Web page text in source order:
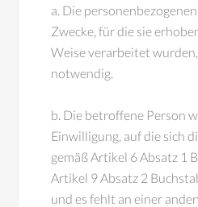
a. Die
Zwecke, für die sie
Weise verarbeitet
notwendig.
b. Die betroffene Person
Einwilligung, auf die sich
gemäß Artikel 6 Absatz 1
Artikel 9 Absatz 2
und es fehlt an einer